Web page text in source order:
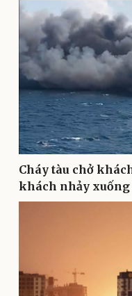
Thể thao
Bóng đá
Lịch thi đấu bóng đá
Thế giới thể thao
eSports
Hậu trường
Cháy tàu chở
khách nhảy xuống